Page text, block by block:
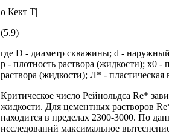
о Кект T|
(5.9)
где D - диаметр скважины; d -
р - плотность раствора (жидкости); х0 -
раствора (жидкости); Л* - пластическая
Критическое число Рейнольдса Re*
жидкости. Для цементных растворов
находится в пределах 2300-3000. По
исследований максимальное